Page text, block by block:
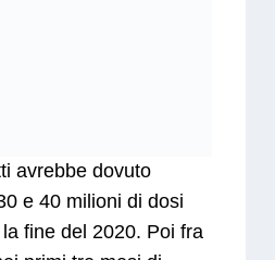
avrebbe dovuto
e 40 milioni di dosi
fine del 2020. Poi fra